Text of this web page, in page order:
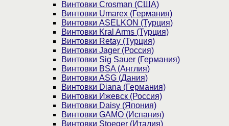
Винтовки Crosman (США)
Винтовки Umarex (Германия)
Винтовки ASELKON (Турция)
Винтовки Kral Arms (Турция)
Винтовки Retay (Турция)
Винтовки Jager (Россия)
Винтовки Sig Sauer (Германия)
Винтовки BSA (Англия)
Винтовки ASG (Дания)
Винтовки Diana (Германия)
Винтовки Ижевск (Россия)
Винтовки Daisy (Япония)
Винтовки GAMO (Испания)
Винтовки Stoeger (Италия)